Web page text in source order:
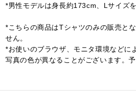
*男性モデルは身長約173cm、Lサイズ
*こちらの商品はTシャツのみの販売と
せん。
*お使いのブラウザ、モニタ環境などに
写真の色が異なることがございます。